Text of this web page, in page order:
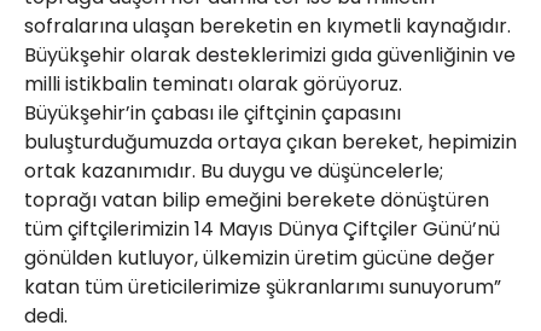
sofralarına ulaşan bereketin en kıymetli kaynağıdır.
Büyükşehir olarak desteklerimizi gıda güvenliğinin ve
milli istikbalin teminatı olarak görüyoruz.
Büyükşehir’in çabası ile çiftçinin çapasını
buluşturduğumuzda ortaya çıkan bereket, hepimizin
ortak kazanımıdır. Bu duygu ve düşüncelerle;
toprağı vatan bilip emeğini berekete dönüştüren
tüm çiftçilerimizin 14 Mayıs Dünya Çiftçiler Günü’nü
gönülden kutluyor, ülkemizin üretim gücüne değer
katan tüm üreticilerimize şükranlarımı sunuyorum”
dedi.